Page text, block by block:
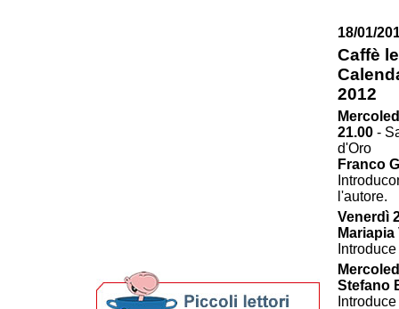
18/01/
Caffè
2012
21.00 -
d'Oro
Franco
l'autore.
Venerdì
Stefano